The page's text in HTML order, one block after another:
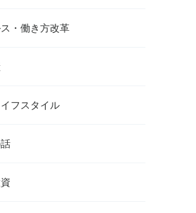
・働き方改革
フスタイル